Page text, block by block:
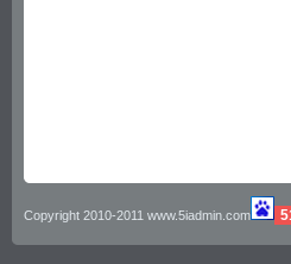
Copyright 2010-2011 www.5iadmin.com